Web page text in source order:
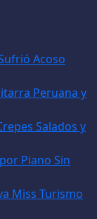
Acoso
Peruana y
Salados y
Piano Sin
Miss Turismo